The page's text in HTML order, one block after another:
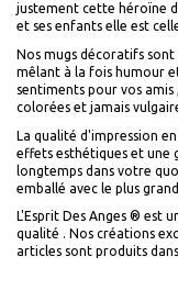
justement cette héroïne
et ses enfants elle est
Nos mugs décoratifs sont
mêlant à la fois humour
sentiments pour vos
colorées et jamais
La qualité d'impression
effets esthétiques et une
longtemps dans votre
emballé avec le plus
L'Esprit Des Anges ® est
qualité . Nos créations
articles sont produits